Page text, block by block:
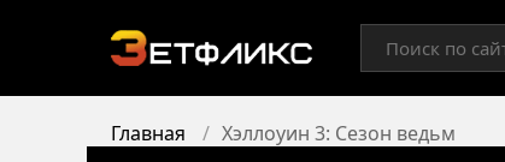
Главная Хэллоуин 3: Сезон ведьм